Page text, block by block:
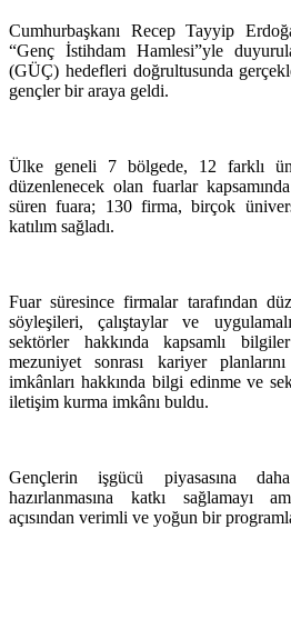
Cumhurbaşkanı Recep Tayyip
“Genç İstihdam Hamlesi”yle
(GÜÇ) hedefleri doğrultusunda
gençler bir araya geldi.
Ülke geneli 7 bölgede, 12 farklı
düzenlenecek olan fuarlar
süren fuara; 130 firma, birçok
katılım sağladı.
Fuar süresince firmalar tarafından
söyleşileri, çalıştaylar ve
sektörler hakkında kapsamlı
mezuniyet sonrası kariyer
imkânları hakkında bilgi edinme ve
iletişim kurma imkânı buldu.
Gençlerin işgücü piyasasına
hazırlanmasına katkı sağlamayı
açısından verimli ve yoğun bir